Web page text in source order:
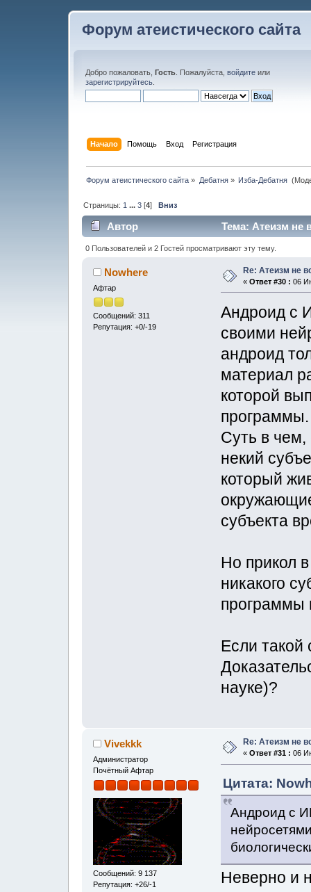
Форум атеистического сайта
Добро пожаловать, Гость . Пожалуйста, войдите или
зарегистрируйтесь
Начало Помощь Вход Регистрация
Форум атеистического сайта » Дебатня» Изба-Дебатня
Страницы: 1 ...3 [4]Вниз
Автор Тема: Атеизм не
0 Пользователей и 2 Гостей просматривают эту тему.
Nowhere
Афтар
Сообщений: 311
Репутация: +0/-19
Re: Атеизм не
« Ответ #30 : 06
Андроид с
своими
андроид
материал
которой
программы.
Суть в чем,
некий
который
субъекта
Но прикол
никакого
программы
Если такой
науке)?
Vivekkk
Администратор
Почётный Афтар
Сообщений: 9 137
Репутация: +26/-1
Re: Атеизм не
« Ответ #31 : 06
Цитата:
Андроид с
Неверно и